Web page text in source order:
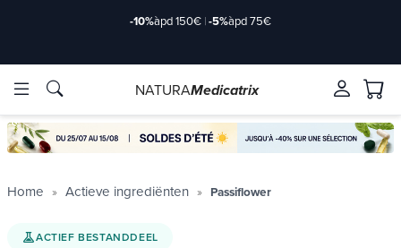
ingrediënten Merken
-10%àpd 150€ |-5%àpd 75€
ingrediënten Merken
NATURAMedicatrix
Home Actieve ingrediënten Passiflower
ACTIEF BESTANDDEEL